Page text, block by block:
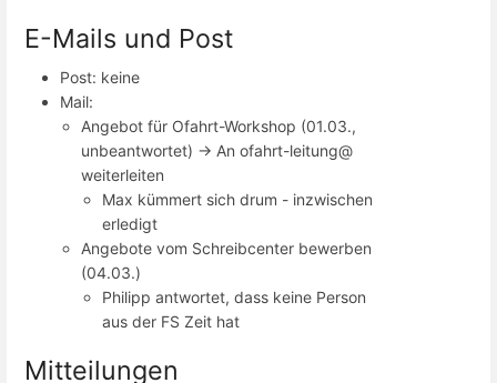
E-Mails und Post
Post: keine
Mail:
Angebot für Ofahrt-Workshop (01.03.,
unbeantwortet) -> An ofahrt-leitung@
weiterleiten
Max kümmert sich drum - inzwischen
erledigt
Angebote vom Schreibcenter bewerben
(04.03.)
Philipp antwortet, dass keine Person
aus der FS Zeit hat
Mitteilungen